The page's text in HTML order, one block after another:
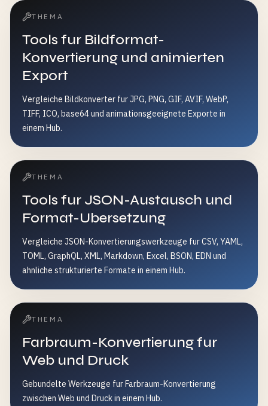
THEMA
Tools fur Bildformat-
Konvertierung und animierten
Export
Vergleiche Bildkonverter fur JPG, PNG, GIF, AVIF, WebP,
TIFF, ICO, base64 und animationsgeeignete Exporte in
einem Hub.
THEMA
Tools fur JSON-Austausch und
Format-Ubersetzung
Vergleiche JSON-Konvertierungswerkzeuge fur CSV, YAML,
TOML, GraphQL, XML, Markdown, Excel, BSON, EDN und
ahnliche strukturierte Formate in einem Hub.
THEMA
Farbraum-Konvertierung fur
Web und Druck
Gebundelte Werkzeuge fur Farbraum-Konvertierung
zwischen Web und Druck in einem Hub.